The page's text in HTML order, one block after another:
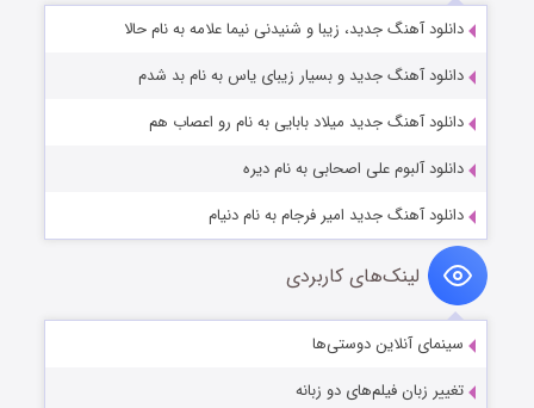
دانلود آهنگ جدید، زیبا و شنیدنی نیما علامه به نام حالا
دانلود آهنگ جدید و بسیار زیبای یاس به نام بد شدم
دانلود آهنگ جدید میلاد بابایی به نام رو اعصاب هم
دانلود آلبوم علی اصحابی به نام دیره
دانلود آهنگ جدید امیر فرجام به نام دنیام
لینک‌های کاربردی
سینمای آنلاین دوستی‌ها
تغییر زبان فیلم‌های دو زبانه